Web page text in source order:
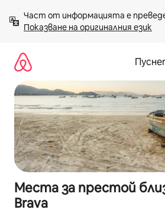
към
съдържанието
Показване на оригиналния език
Места за престой
Brava